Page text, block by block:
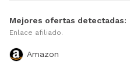
Mejores ofertas detectadas:
Enlace afiliado.
Amazon